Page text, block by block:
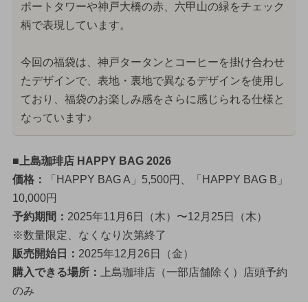
ポートタワーや神戸大橋の赤、六甲山の緑をチェック
柄で表現しています。
今回の福袋は、神戸タータンとコーヒーを掛け合わせ
たデザインで、表地・裏地で異なるデザインを使用し
ており、福袋のお楽しみ感をさらに感じられる仕様と
なっています♪
■上島珈琲店 HAPPY BAG 2026
価格：
「HAPPY BAG A」5,500円、「HAPPY BAG B」
10,000円
予約期間： 2025年11月6日（木）〜12月25日（木）
※数量限定、なくなり次第終了
販売開始日： 2025年12月26日（金）
購入できる場所：
上島珈琲店（一部店舗除く）店頭予約
のみ